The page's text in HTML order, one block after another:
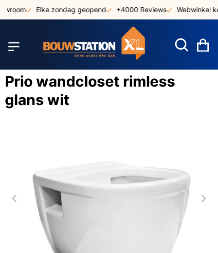
naar
Elke zondag geopend +4000 Reviews Webwinkel
Prio wandcloset rimless
glans wit